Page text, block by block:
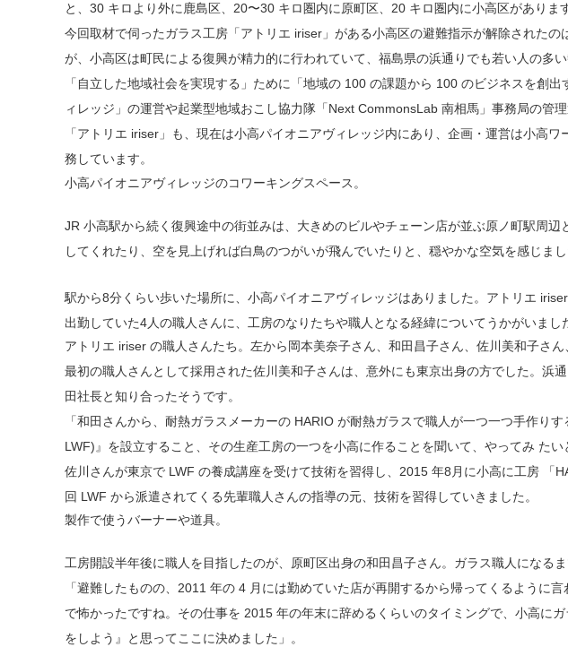
と、30 キロより外に鹿島区、20〜30 キロ圏内に原町区、20 キロ圏内に小高区があります
今回取材で伺ったガラス工房「アトリエ iriser」がある小高区の避難指示が解除された
が、小高区は町⺠による復興が精力的に行われていて、福島県の浜通りでも若い人の多
「自立した地域社会を実現する」ために「地域の 100 の課題から 100 のビジネスを創
ィレッジ」の運営や起業型地域おこし協力隊「Next CommonsLab 南相馬」事務局の管
「アトリエ iriser」も、現在は小高パイオニアヴィレッジ内にあり、企画・運営は小高
務しています。
小高パイオニアヴィレッジのコワーキングスペース。
JR 小高駅から続く復興途中の街並みは、大きめのビルやチェーン店が並ぶ原ノ町駅周
してくれたり、空を見上げれば白鳥のつがいが飛んでいたりと、穏やかな空気を感じまし
駅から8分くらい歩いた場所に、小高パイオニアヴィレッジはありました。アトリエ
出勤していた4人の職人さんに、工房のなりたちや職人となる経緯についてうかがいまし
アトリエ iriser の職人さんたち。左から岡本美奈子さん、和田昌子さん、佐川美和子さん
最初の職人さんとして採用された佐川美和子さんは、意外にも東京出身の方でした。
田社⻑と知り合ったそうです。
「和田さんから、耐熱ガラスメーカーの HARIO が耐熱ガラスで職人が一つ一つ手作り
LWF)』を設立すること、その生産工房の一つを小高に作ることを聞いて、やってみ たい
佐川さんが東京で LWF の養成講座を受けて技術を習得し、2015 年8月に小高に工房
回 LWF から派遣されてくる先輩職人さんの指導の元、技術を習得していきました。
製作で使うバーナーや道具。
工房開設半年後に職人を目指したのが、原町区出身の和田昌子さん。ガラス職人になる
「避難したものの、2011 年の 4 月には勤めていた店が再開するから帰ってくるよう
で怖かったですね。その仕事を 2015 年の年末に辞めるくらいのタイミングで、小高に
をしよう』と思ってここに決めました」。